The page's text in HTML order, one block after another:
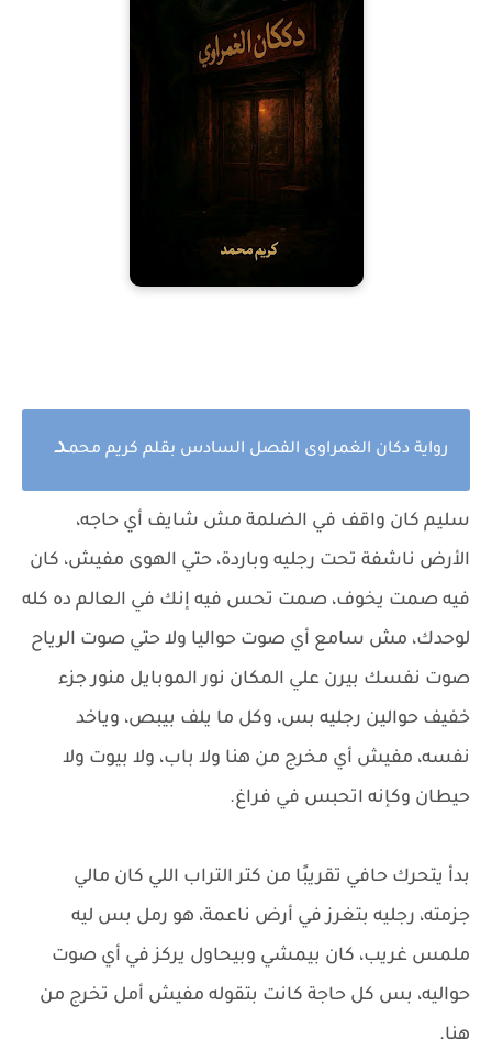
رواية دكان الغمراوى الفصل السادس بقلم كريم محمد
سليم كان واقف في الضلمة مش شايف أي حاجه،
الأرض ناشفة تحت رجليه وباردة، حتي الهوى مفيش، كان
فيه صمت يخوف، صمت تحس فيه إنك في العالم ده كله
لوحدك، مش سامع أي صوت حواليا ولا حتي صوت الرياح
صوت نفسك بيرن علي المكان نور الموبايل منور جزء
خفيف حوالين رجليه بس، وكل ما يلف بيبص، وياخد
نفسه، مفيش أي مخرج من هنا ولا باب، ولا بيوت ولا
حيطان وكإنه اتحبس في فراغ.
بدأ يتحرك حافي تقريبًا من كتر التراب اللي كان مالي
جزمته، رجليه بتغرز في أرض ناعمة، هو رمل بس ليه
ملمس غريب، كان بيمشي وبيحاول يركز في أي صوت
حواليه، بس كل حاجة كانت بتقوله مفيش أمل تخرج من
هنا.